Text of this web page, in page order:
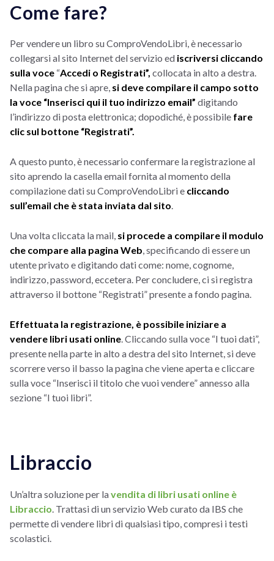
Come fare?
Per vendere un libro su ComproVendoLibri, è necessario
collegarsi al sito Internet del servizio ed iscriversi cliccando
sulla voce “Accedi o Registrati”, collocata in alto a destra.
Nella pagina che si apre, si deve compilare il campo sotto
la voce “Inserisci qui il tuo indirizzo email” digitando
l’indirizzo di posta elettronica; dopodiché, è possibile fare
clic sul bottone “Registrati”.
A questo punto, è necessario confermare la registrazione al
sito aprendo la casella email fornita al momento della
compilazione dati su ComproVendoLibri e cliccando
sull’email che è stata inviata dal sito
Una volta cliccata la mail, si procede a compilare il modulo
che compare alla pagina Web , specificando di essere un
utente privato e digitando dati come: nome, cognome,
indirizzo, password, eccetera. Per concludere, ci si registra
attraverso il bottone “Registrati” presente a fondo pagina.
Effettuata la registrazione, è possibile iniziare a
vendere libri usati online . Cliccando sulla voce “I tuoi dati”,
presente nella parte in alto a destra del sito Internet, si deve
scorrere verso il basso la pagina che viene aperta e cliccare
sulla voce “Inserisci il titolo che vuoi vendere” annesso alla
sezione “I tuoi libri”.
Libraccio
Un’altra soluzione per lavendita di libri usati online è
Libraccio . Trattasi di un servizio Web curato da IBS che
permette di vendere libri di qualsiasi tipo, compresi i testi
scolastici.